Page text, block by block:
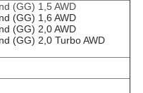
(GG) 1,5 AWD
(GG) 1,6 AWD
(GG) 2,0 AWD
(GG) 2,0 Turbo AWD